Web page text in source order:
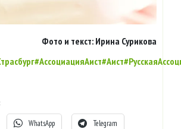
Фото и текст: Ирина Сурикова
#АссоциацияАист#Аист
WhatsApp Telegram